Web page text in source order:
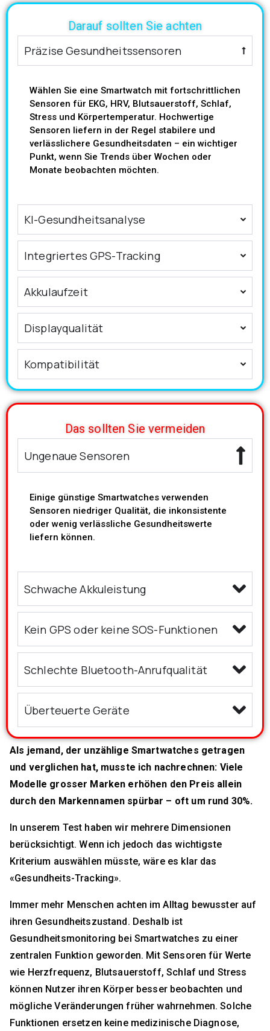
Darauf sollten Sie achten
Präzise Gesundheitssensoren
Wählen Sie eine Smartwatch mit fortschrittlichen
Sensoren für EKG, HRV, Blutsauerstoff, Schlaf,
Stress und Körpertemperatur. Hochwertige
Sensoren liefern in der Regel stabilere und
verlässlichere Gesundheitsdaten – ein wichtiger
Punkt, wenn Sie Trends über Wochen oder
Monate beobachten möchten.
KI-Gesundheitsanalyse
Integriertes GPS-Tracking
Akkulaufzeit
Displayqualität
Kompatibilität
Das sollten Sie vermeiden
Ungenaue Sensoren
Einige günstige Smartwatches verwenden
Sensoren niedriger Qualität, die inkonsistente
oder wenig verlässliche Gesundheitswerte
liefern können.
Schwache Akkuleistung
Kein GPS oder keine SOS-Funktionen
Schlechte Bluetooth-Anrufqualität
Überteuerte Geräte
Als jemand, der unzählige Smartwatches getragen
und verglichen hat, musste ich nachrechnen: Viele
Modelle grosser Marken erhöhen den Preis allein
durch den Markennamen spürbar – oft um rund 30%.
In unserem Test haben wir mehrere Dimensionen
berücksichtigt. Wenn ich jedoch das wichtigste
Kriterium auswählen müsste, wäre es klar das
«Gesundheits-Tracking».
Immer mehr Menschen achten im Alltag bewusster auf
ihren Gesundheitszustand. Deshalb ist
Gesundheitsmonitoring bei Smartwatches zu einer
zentralen Funktion geworden. Mit Sensoren für Werte
wie Herzfrequenz, Blutsauerstoff, Schlaf und Stress
können Nutzer ihren Körper besser beobachten und
mögliche Veränderungen früher wahrnehmen. Solche
Funktionen ersetzen keine medizinische Diagnose,